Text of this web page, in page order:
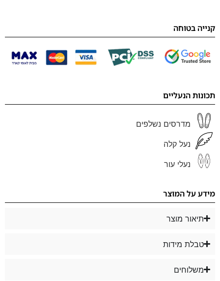
קנייה בטוחה
תכונות הנעליים
מדרסים נשלפים
נעל קלה
נעלי עור
מידע על המוצר
תיאור מוצר
טבלת מידות
משלוחים